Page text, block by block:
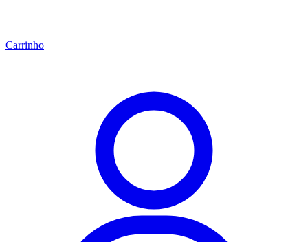
Carrinho